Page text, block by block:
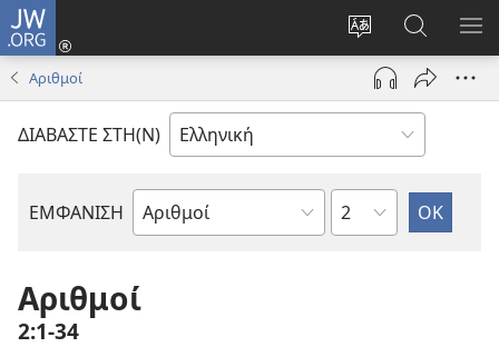
JW.ORG
Αλλαγή
γλώσσας
ιστότοπου
Σύνδεση
(ανοίγει
παράθυρο)
στο
JW.ORG
Αριθμοί
ΔΙΑΒΑΣΤΕ ΣΤΗ(Ν)
ΕΜΦΑΝΙΣΗ
Βιβλίο
Αγίας
Γραφής
Κεφάλαιο
Αριθμοί
2:1-34